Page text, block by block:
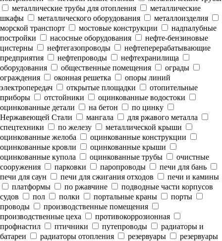
металлические трубы для отопления
металлические
шкафы
металлического оборудования
металлоизделия
морской транспорт
мостовые конструкции
надпалубные
постройки
насосные оборудования
нефте-бензиновые
цистерны
нефтегазопроводы
нефтеперерабатывающие
предприятия
нефтепроводы
нефтехранилища
оборудования
общественные помещения
ограды
ограждения
оконная решетка
опоры линий
электропередач
открытые площадки
отопительные
приборы
отстойники
оцинкованные водостоки
оцинкованные детали
на бетон
по цинку
Нержавеющей Стали
мангала
для ржавого металла
спецтехники
по железу
металлической крыши
оцинкованные желоба
оцинкованные конструкции
оцинкованные кровли
оцинкованные крыши
оцинкованные купола
оцинкованные трубы
очистные
сооружения
парковки паропроводы
печи для бань
печи для саун
печи для сжигания отходов
печи и камины
платформы
по ржавчине
подводные части корпусов
судов
пол полки портальные краны
порты
проводы
производственные помещения
производственные цеха
противокоррозионная
профнастил
птичники путепроводы
радиаторы и
батареи
радиаторы отопления резервуары
резервуары